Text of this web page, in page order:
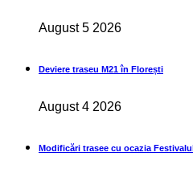
August 5 2026
Deviere traseu M21 în Florești
August 4 2026
Modificări trasee cu ocazia